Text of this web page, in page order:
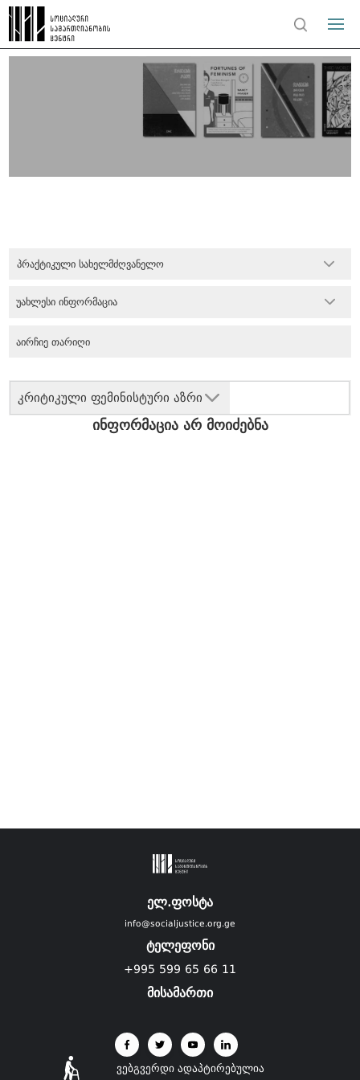
პრაქტიკული სახელმძღვანელო
კრიტიკული ფემინისტური აზრი
უახლესი ინფორმაცია
ინფორმაცია არ მოიძებნა
ელ.ფოსტა
info@socialjustice.org.ge
ტელეფონი
+995 599 65 66 11
მისამართი
ვებგვერდი ადაპტირებულია